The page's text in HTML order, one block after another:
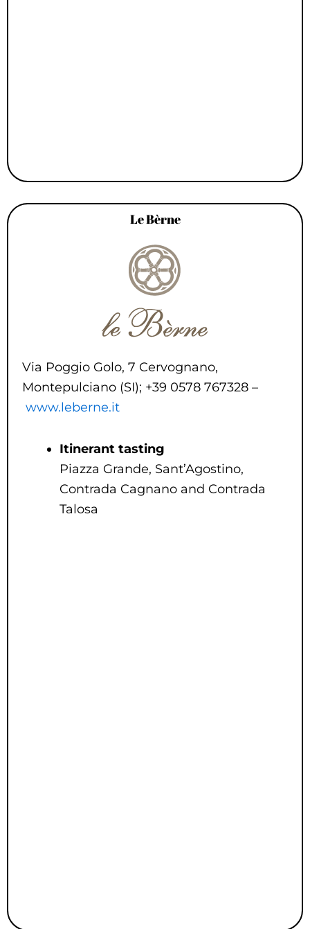
Le Bèrne
Via Poggio Golo, 7 Cervognano,
Montepulciano (SI); +39 0578 767328 –
www.leberne.it
Itinerant tasting
Piazza Grande, Sant’Agostino,
Contrada Cagnano and Contrada
Talosa